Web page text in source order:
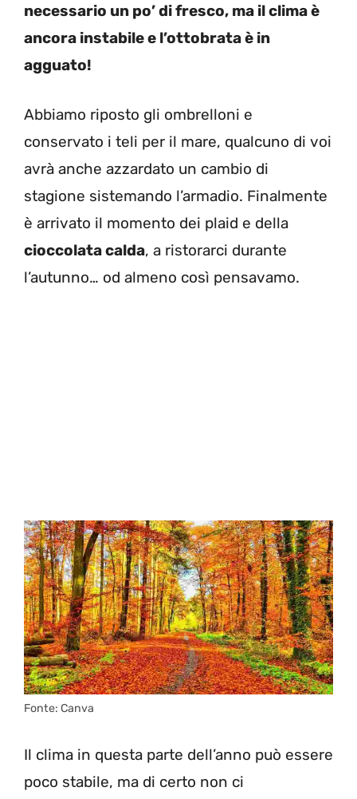
necessario un po’ di fresco, ma il clima è
ancora instabile e l’ottobrata è in
agguato!
Abbiamo riposto gli ombrelloni e
conservato i teli per il mare, qualcuno di voi
avrà anche azzardato un cambio di
stagione sistemando l’armadio. Finalmente
è arrivato il momento dei plaid e della
cioccolata calda, a ristorarci durante
l’autunno… od almeno così pensavamo.
Fonte: Canva
Il clima in questa parte dell’anno può essere
poco stabile, ma di certo non ci